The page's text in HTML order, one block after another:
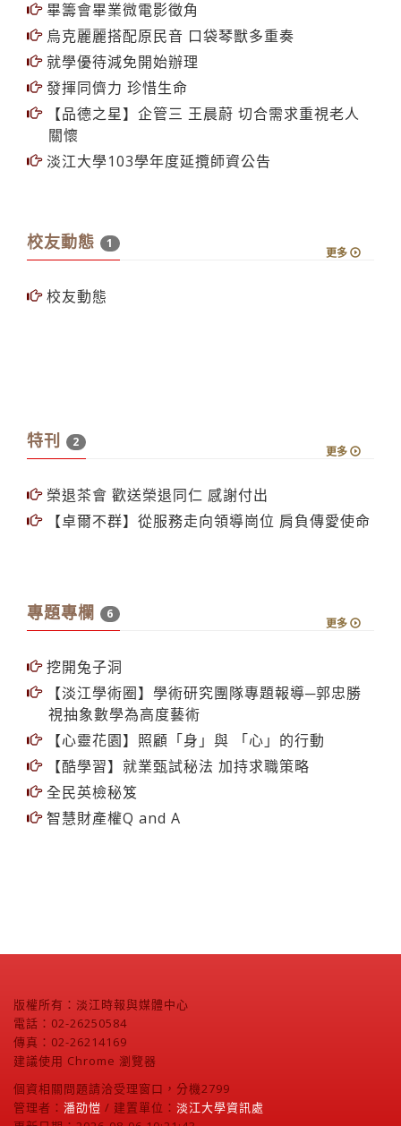
畢籌會畢業微電影徵角
烏克麗麗搭配原民音 口袋琴獸多重奏
就學優待減免開始辦理
發揮同儕力 珍惜生命
【品德之星】企管三 王晨蔚 切合需求重視老人
關懷
淡江大學103學年度延攬師資公告
校友動態 1
更多
校友動態
特刊 2
更多
榮退茶會 歡送榮退同仁 感謝付出
【卓爾不群】從服務走向領導崗位 肩負傳愛使命
專題專欄 6
更多
挖開兔子洞
【淡江學術圈】學術研究團隊專題報導─郭忠勝
視抽象數學為高度藝術
【心靈花園】照顧「身」與 「心」的行動
【酷學習】就業甄試秘法 加持求職策略
全民英檢秘笈
智慧財產權Q and A
版權所有：淡江時報與媒體中心
電話：02-26250584
傳真：02-26214169
建議使用 Chrome 瀏覽器
個資相關問題請洽受理窗口，分機2799
管理者： 潘劭愷 / 建置單位： 淡江大學資訊處